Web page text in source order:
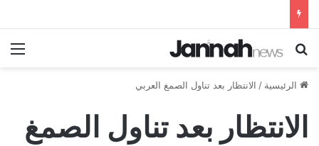
بحث عن
الرئيسية / الانتظار بعد تناول الصمغ العربي
الانتظار بعد تناول الصمغ